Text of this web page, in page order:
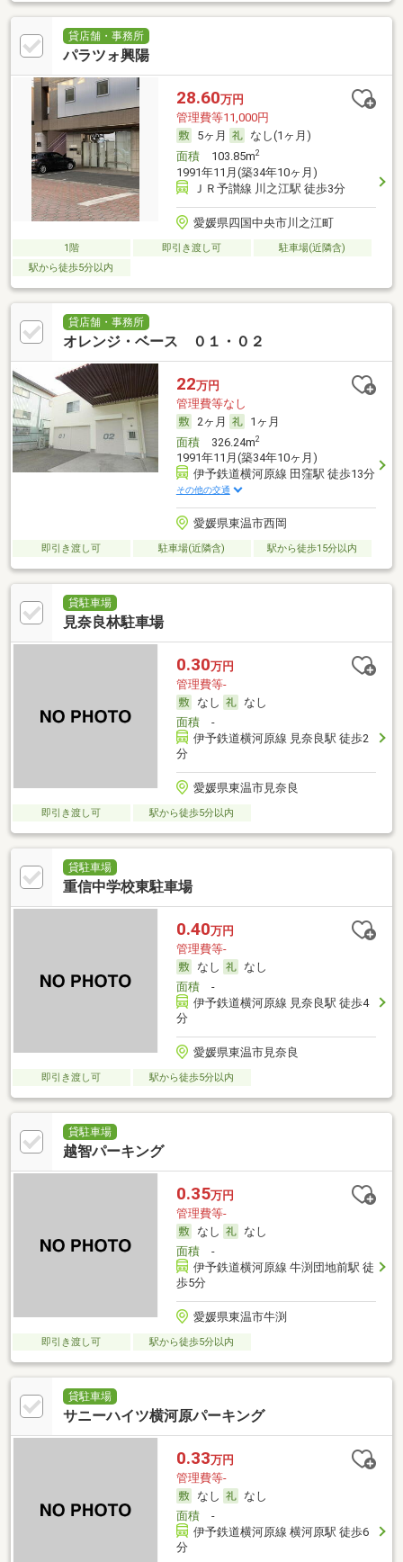
貸店舗・事務所
パラツォ興陽
28.60万円
管理費等11,000円
5ヶ月
なし(1ヶ月)
面積103.85m2
1991年11月(築34年10ヶ月)
ＪＲ予讃線 川之江駅 徒歩3分
愛媛県四国中央市川之江町
1階 即引き渡し可
駐車場(近隣含)
駅から徒歩5分以内
貸店舗・事務所
オレンジ・ベース ０１・０２
22万円
管理費等なし
2ヶ月
1ヶ月
面積326.24m2
1991年11月(築34年10ヶ月)
伊予鉄道横河原線 田窪駅 徒歩13分
その他の交通
愛媛県東温市西岡
即引き渡し可 駐車場(近隣含) 駅から徒歩15分以内
貸駐車場
見奈良林駐車場
0.30万円
管理費等-
なし
なし
面積-
伊予鉄道横河原線 見奈良駅 徒歩2
分
愛媛県東温市見奈良
即引き渡し可 駅から徒歩5分以内
貸駐車場
重信中学校東駐車場
0.40万円
管理費等-
なし
なし
面積-
伊予鉄道横河原線 見奈良駅 徒歩4
分
愛媛県東温市見奈良
即引き渡し可 駅から徒歩5分以内
貸駐車場
越智パーキング
0.35万円
管理費等-
なし
なし
面積-
伊予鉄道横河原線 牛渕団地前駅 徒
歩5分
愛媛県東温市牛渕
即引き渡し可 駅から徒歩5分以内
貸駐車場
サニーハイツ横河原パーキング
0.33万円
管理費等-
なし
なし
面積-
伊予鉄道横河原線 横河原駅 徒歩6
分